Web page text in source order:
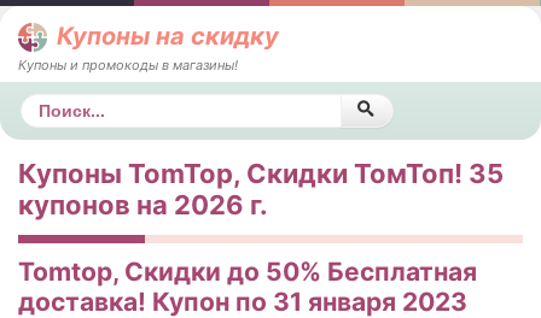
Купоны на скидку
Купоны и промокоды в магазины!
Поиск
Купоны TomTop, Скидки ТомТоп! 35
купонов на 2026 г.
Tomtop, Скидки до 50% Бесплатная
доставка! Купон по 31 января 2023